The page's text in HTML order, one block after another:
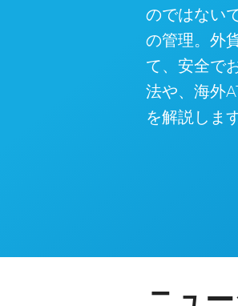
のではない
の管理。外
て、安全で
法や、海外
を解説します